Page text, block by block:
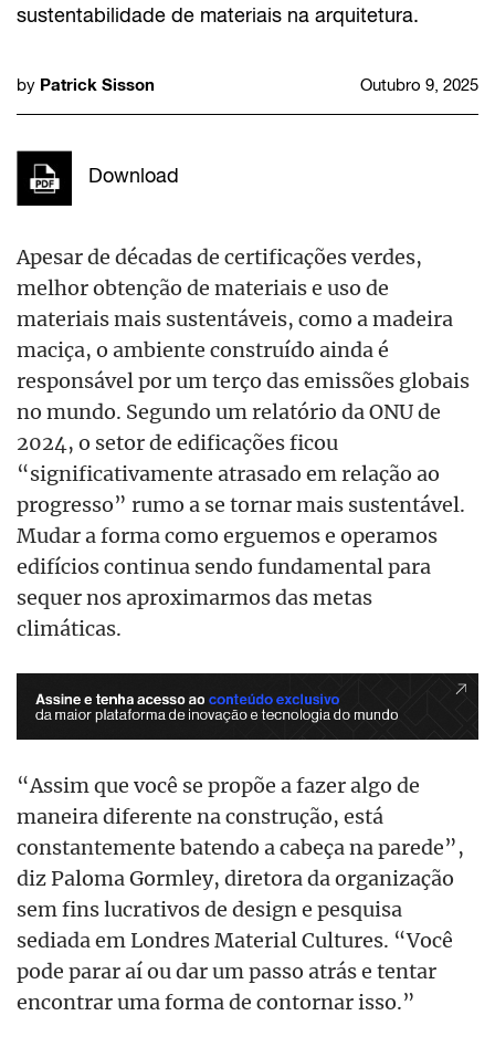
sustentabilidade de materiais na arquitetura.
by Patrick Sisson Outubro 9, 2025
Download
Apesar de décadas de certificações verdes,
melhor obtenção de materiais e uso de
materiais mais sustentáveis, como a madeira
maciça, o ambiente construído ainda é
responsável por um terço das emissões globais
no mundo. Segundo um relatório da ONU de
2024, o setor de edificações ficou
“significativamente atrasado em relação ao
progresso” rumo a se tornar mais sustentável.
Mudar a forma como erguemos e operamos
edifícios continua sendo fundamental para
sequer nos aproximarmos das metas
climáticas.
“Assim que você se propõe a fazer algo de
maneira diferente na construção, está
constantemente batendo a cabeça na parede”,
diz Paloma Gormley, diretora da organização
sem fins lucrativos de design e pesquisa
sediada em Londres Material Cultures. “Você
pode parar aí ou dar um passo atrás e tentar
encontrar uma forma de contornar isso.”